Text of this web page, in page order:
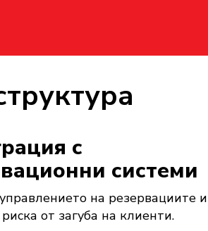
с
системи
на резервациите и
от загуба на клиенти.